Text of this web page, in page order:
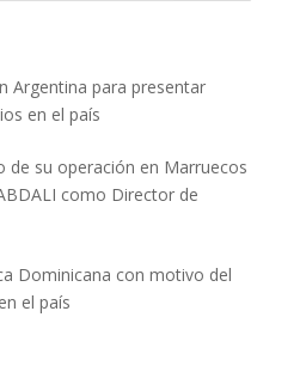
Argentina para presentar
en el país
de su operación en Marruecos
como Director de
Dominicana con motivo del
el país